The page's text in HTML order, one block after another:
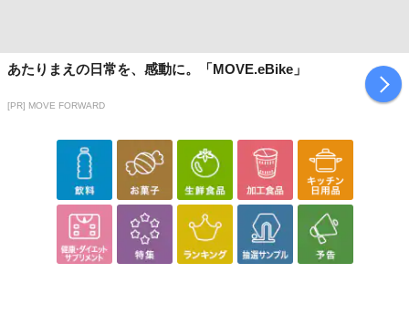
あたりまえの日常を、感動に。「MOVE.eBike」
[PR] MOVE FORWARD